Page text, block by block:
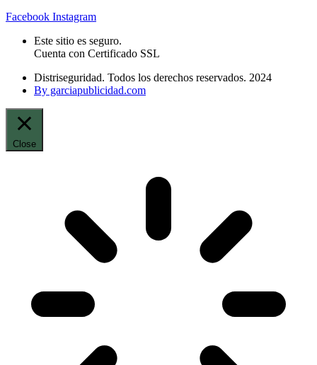
Facebook Instagram
Este sitio es seguro.
Cuenta con Certificado SSL
Distriseguridad. Todos los derechos reservados. 2024
By garciapublicidad.com
Close